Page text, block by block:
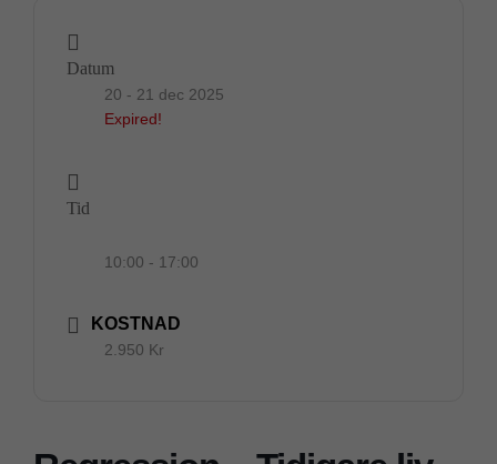
Datum
20 - 21 dec 2025
Expired!
Tid
10:00 - 17:00
KOSTNAD
2.950 Kr